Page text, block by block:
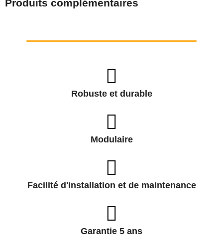
Produits complémentaires
Robuste et durable
Modulaire
Facilité d'installation et de maintenance
Garantie 5 ans